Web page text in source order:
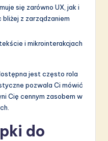
się zarówno UX, jak i
z zarządzaniem
i mikrointerakcjach
jest często rola
pozwala Ci mówić
Cię cennym zasobem w
do